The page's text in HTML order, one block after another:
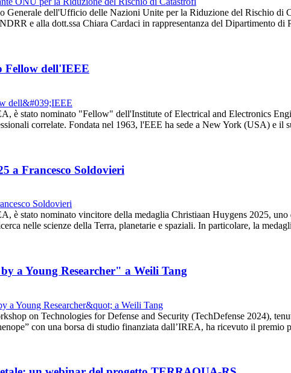
Generale dell'Ufficio delle Nazioni Unite per la Riduzione del Rischio
e alla dott.ssa Chiara Cardaci in rappresentanza del Dipartimento
Fellow dell'IEEE
è stato nominato "Fellow" dell'Institute of Electrical and Electronics
correlate. Fondata nel 1963, l'EEE ha sede a New York (USA) e
a Francesco Soldovieri
è stato nominato vincitore della medaglia Christiaan Huygens 2025,
nelle scienze della Terra, planetarie e spaziali. In particolare, la
a Young Researcher" a Weili Tang
on Technologies for Defense and Security (TechDefense 2024),
con una borsa di studio finanziata dall’IREA, ha ricevuto il